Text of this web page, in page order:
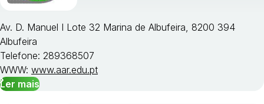
Av. D. Manuel I Lote 32 Marina de Albufeira, 8200 394
Albufeira
Telefone: 289368507
WWW: www.aar.edu.pt
Ler mais